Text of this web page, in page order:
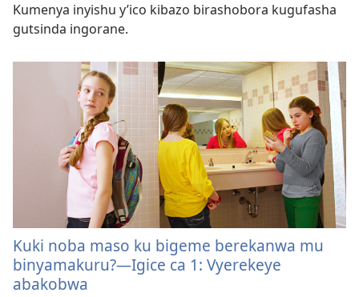
Kumenya inyishu y’ico kibazo birashobora kugufasha
gutsinda ingorane.
Kuki noba maso ku bigeme berekanwa mu
binyamakuru?​—Igice ca 1: Vyerekeye
abakobwa